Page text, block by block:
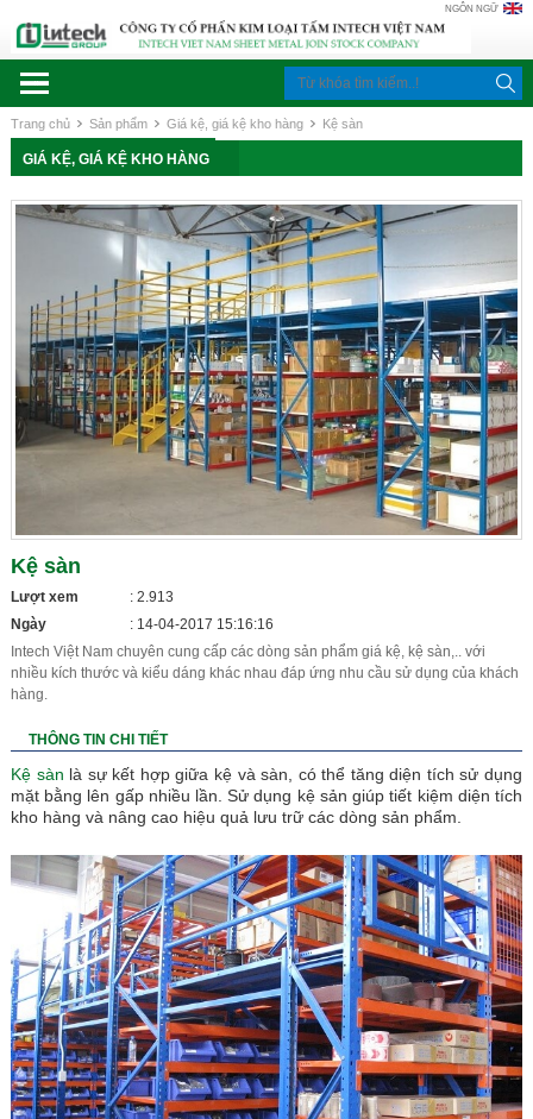
NGÔN NGỮ
Trang chủ Sản phẩm Giá kệ, giá kệ kho hàng Kệ sàn
GIÁ KỆ, GIÁ KỆ KHO HÀNG
Kệ sàn
Lượt xem
: 2.913
Ngày
: 14-04-2017 15:16:16
Intech Việt Nam chuyên cung cấp các dòng sản phẩm giá kệ, kệ sàn,.. với
nhiều kích thước và kiểu dáng khác nhau đáp ứng nhu cầu sử dụng của khách
hàng.
THÔNG TIN CHI TIẾT
Kệ sàn là sự kết hợp giữa kệ và sàn, có thể tăng diện tích sử dụng
mặt bằng lên gấp nhiều lần. Sử dụng kệ sản giúp tiết kiệm diện tích
kho hàng và nâng cao hiệu quả lưu trữ các dòng sản phẩm.